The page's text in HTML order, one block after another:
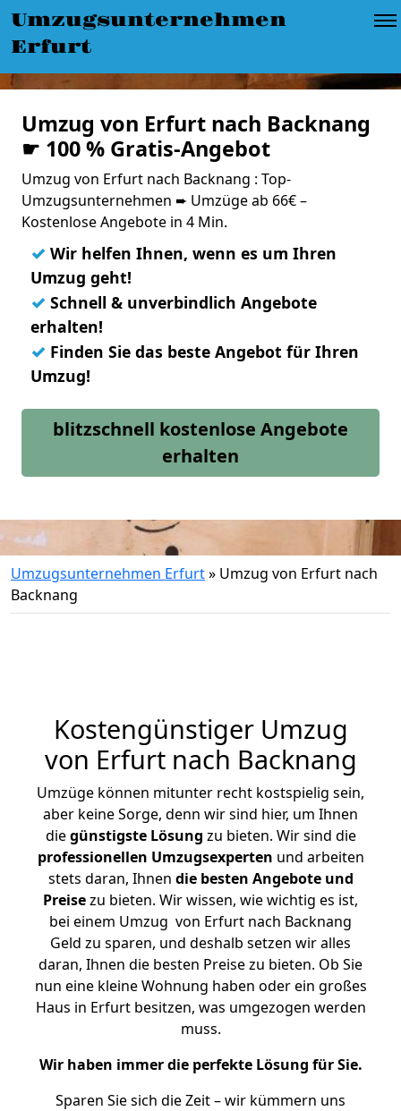
Umzugsunternehmen
Erfurt
Umzug von Erfurt nach Backnang
☛ 100 % Gratis-Angebot
Umzug von Erfurt nach Backnang : Top-
Umzugsunternehmen ➨ Umzüge ab 66€ –
Kostenlose Angebote in 4 Min.
✓ Wir helfen Ihnen, wenn es um Ihren
Umzug geht!
✓ Schnell & unverbindlich Angebote
erhalten!
✓ Finden Sie das beste Angebot für Ihren
Umzug!
blitzschnell kostenlose Angebote
erhalten
Umzugsunternehmen Erfurt» Umzug von Erfurt nach
Backnang
Kostengünstiger Umzug
von Erfurt nach Backnang
Umzüge können mitunter recht kostspielig sein,
aber keine Sorge, denn wir sind hier, um Ihnen
diegünstigste Lösung zu bieten. Wir sind die
professionellen Umzugsexperten und arbeiten
stets daran, Ihnen die besten Angebote und
Preisezu bieten. Wir wissen, wie wichtig es ist,
bei einem Umzug von Erfurt nach Backnang
Geld zu sparen, und deshalb setzen wir alles
daran, Ihnen die besten Preise zu bieten. Ob Sie
nun eine kleine Wohnung haben oder ein großes
Haus in Erfurt besitzen, was umgezogen werden
muss.
Wir haben immer die perfekte Lösung für Sie.
Sparen Sie sich die Zeit – wir kümmern uns